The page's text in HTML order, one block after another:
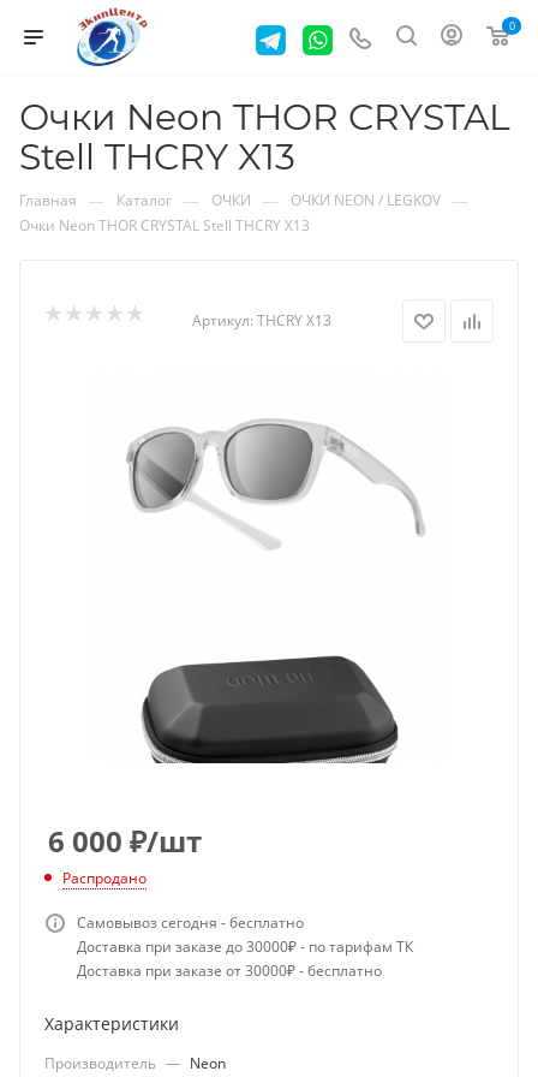
0
Очки Neon THOR CRYSTAL
Stell THCRY X13
Главная — Каталог — ОЧКИ — ОЧКИ NEON / LEGKOV —
Очки Neon THOR CRYSTAL Stell THCRY X13
Артикул: THCRY X13
6 000 ₽/шт
Распродано
Самовывоз сегодня - бесплатно
Доставка при заказе до 30000₽ - по тарифам ТК
Доставка при заказе от 30000₽ - бесплатно
Характеристики
Производитель — Neon